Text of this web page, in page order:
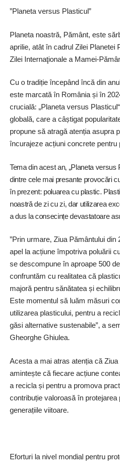
”Planeta versus Plasticul”
Planeta noastră, Pământ, este
aprilie, atât în cadrul Zilei Planetei
Zilei Internaţionale a Mamei-
Cu o tradiție începând încă din
este marcată în România și în
crucială: „Planeta versus
globală, care a câștigat
propune să atragă atenția asupra
încurajeze acțiuni concrete pentru
Tema din acest an, „Planeta versus
dintre cele mai presante provocări
în prezent: poluarea cu plastic.
noastră de zi cu zi, dar utilizarea
a dus la consecințe devastatoare
”Prin urmare, Ziua Pământului
apel la acțiune împotriva poluării
se descompune în aproape 500
confruntăm cu realitatea că
majoră pentru sănătatea și
Este momentul să luăm măsuri
utilizarea plasticului, pentru a
găsi alternative sustenabile”, a
Gheorghe Ghiulea.
Acesta a mai atras atenția că
amintește că fiecare acțiune
a recicla și pentru a promova
contribuție valoroasă în protejarea
generațiile viitoare.
Eforturi la nivel mondial pentru